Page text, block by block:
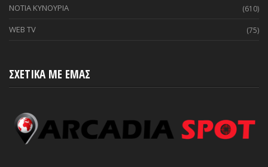
ΝΟΤΙΑ ΚΥΝΟΥΡΙΑ (610)
WEB TV (75)
ΣΧΕΤΙΚΑ ΜΕ ΕΜΑΣ